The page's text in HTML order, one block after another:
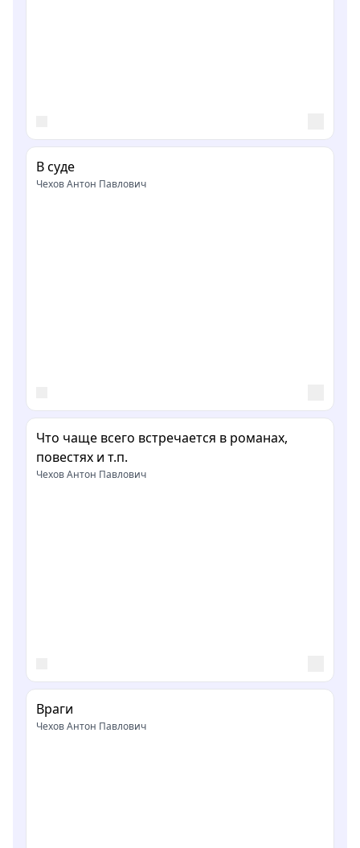
В суде
Чехов Антон Павлович
Что чаще всего встречается в романах,
повестях и т.п.
Чехов Антон Павлович
Враги
Чехов Антон Павлович